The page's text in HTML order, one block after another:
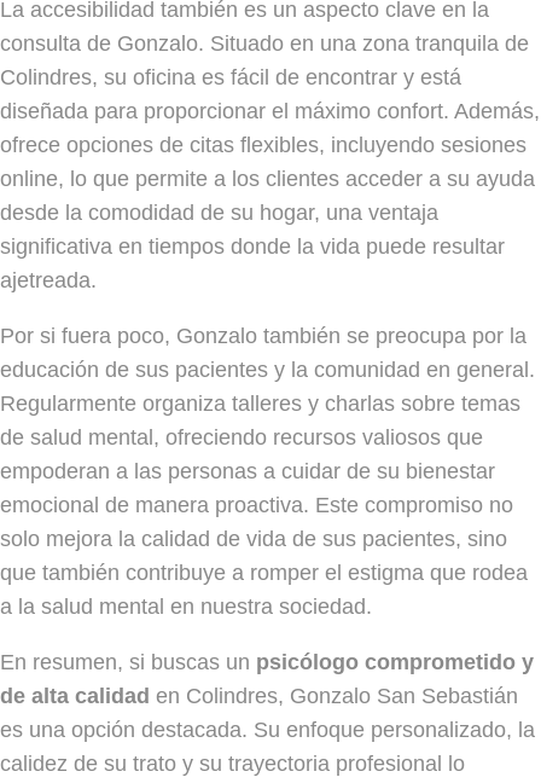
La accesibilidad también es un aspecto clave en la
consulta de Gonzalo. Situado en una zona tranquila de
Colindres, su oficina es fácil de encontrar y está
diseñada para proporcionar el máximo confort. Además,
ofrece opciones de citas flexibles, incluyendo sesiones
online, lo que permite a los clientes acceder a su ayuda
desde la comodidad de su hogar, una ventaja
significativa en tiempos donde la vida puede resultar
ajetreada.
Por si fuera poco, Gonzalo también se preocupa por la
educación de sus pacientes y la comunidad en general.
Regularmente organiza talleres y charlas sobre temas
de salud mental, ofreciendo recursos valiosos que
empoderan a las personas a cuidar de su bienestar
emocional de manera proactiva. Este compromiso no
solo mejora la calidad de vida de sus pacientes, sino
que también contribuye a romper el estigma que rodea
a la salud mental en nuestra sociedad.
En resumen, si buscas un psicólogo comprometido y
de alta calidad en Colindres, Gonzalo San Sebastián
es una opción destacada. Su enfoque personalizado, la
calidez de su trato y su trayectoria profesional lo